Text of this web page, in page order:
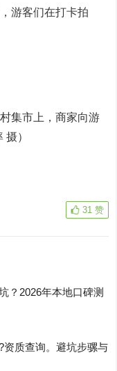
游客们在打卡拍
集市上，商家向游
）
31 赞
？2026年本地口碑测
资质查询。避坑步骡与